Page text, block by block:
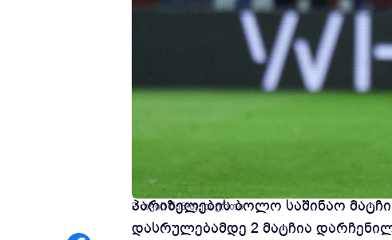
2 თვის წინ ფეხბურთი
საფრანგეთის ლიგა 1-ის 33-ე
პარიზელების ბოლო საშინაო
დასრულებამდე 2 მატჩია